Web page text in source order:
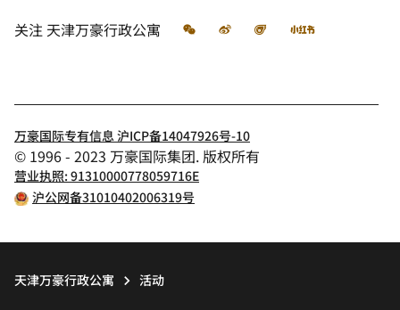
关注 天津万豪行政公寓 微信 微博 飞猪 小红书
万豪国际专有信息 沪ICP备14047926号-10
© 1996 - 2023 万豪国际集团. 版权所有
营业执照: 91310000778059716E
沪公网备31010402006319号
天津万豪行政公寓 活动